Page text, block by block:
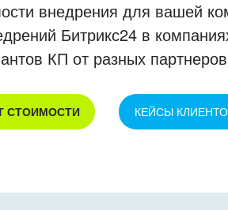
внедрения для вашей
Битрикс24 в
КП от разных
СТОИМОСТИ КЕЙСЫ